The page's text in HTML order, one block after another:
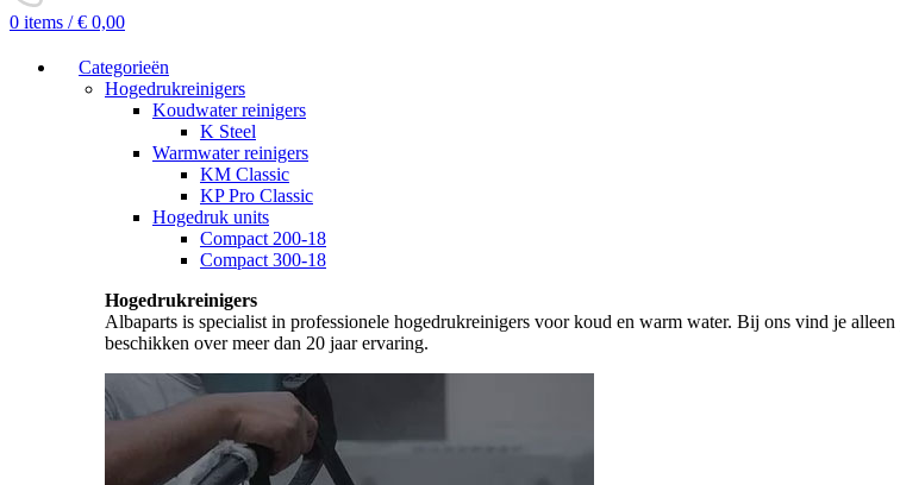
0 items / € 0,00
Categorieën
Hogedrukreinigers
Koudwater reinigers
K Steel
Warmwater reinigers
KM Classic
KP Pro Classic
Hogedruk units
Compact 200-18
Compact 300-18
Hogedrukreinigers
Albaparts is specialist in professionele hogedrukreinigers voor koud en warm water. Bij ons vind je
beschikken over meer dan 20 jaar ervaring.